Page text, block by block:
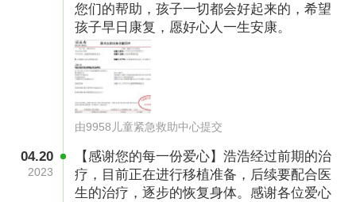
化疗开始了，化疗的药物反应，使得浩浩喝口水
每一分钟对我们来说都是漫长的，整整三年，浩
浩经历了二十多个化疗，孩子承受着一系列成人
您们的帮助，孩子一切都会好起来的，希望
孩子早日康复，愿好心人一生安康。
由9958儿童紧急救助中心提交
04.20
2023
【感谢您的每一份爱心】浩浩经过前期的治
疗，目前正在进行移植准备，后续要配合医
生的治疗，逐步的恢复身体。感谢各位爱心